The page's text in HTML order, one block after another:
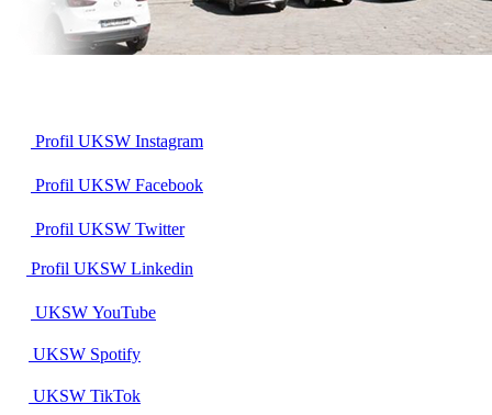
Profil UKSW Instagram
Profil UKSW Facebook
Profil UKSW Twitter
Profil UKSW Linkedin
UKSW YouTube
UKSW Spotify
UKSW TikTok